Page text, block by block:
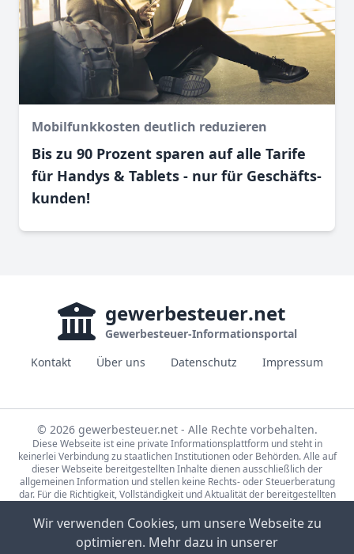
Mobilfunkkosten deutlich reduzieren
Bis zu 90 Prozent sparen auf alle Tarife
für Handys & Tablets - nur für Geschäfts­
kunden!
gewerbesteuer.net
Gewerbesteuer-Informationsportal
Kontakt
Über uns Datenschutz Impressum
© 2026 gewerbesteuer.net - Alle Rechte vorbehalten.
Diese Webseite ist eine private Informationsplattform und steht in
keinerlei Verbindung zu staatlichen Institutionen oder Behörden. Alle auf
dieser Webseite bereitgestellten Inhalte dienen ausschließlich der
allgemeinen Information und stellen keine Rechts- oder Steuerberatung
dar. Für die Richtigkeit, Vollständigkeit und Aktualität der bereitgestellten
steuerlichen Fragen wenden Sie sich bitte an einen qualifizierten
Fachberater.
Die Steuerdaten auf gewerbesteuer.net basieren auf den Erhebungen der
Wir verwenden Cookies, um unsere Webseite zu
optimieren. Mehr dazu in unserer